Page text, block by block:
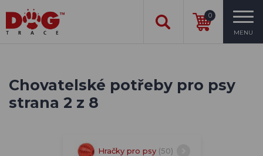
0
MENU
Chovatelské potřeby pro psy
strana 2 z 8
Hračky pro psy (50)